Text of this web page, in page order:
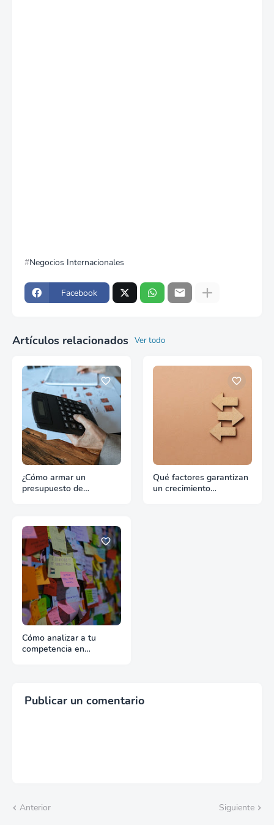
Negocios Internacionales
Facebook
Artículos relacionados Ver todo
¿Cómo armar un
presupuesto de
Qué factores garantizan
un crecimiento
Cómo analizar a tu
competencia en
Publicar un comentario
Anterior Siguiente